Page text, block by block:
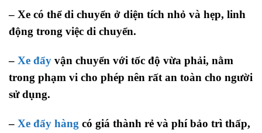
– Xe có thể di chuyển ở diện tích nhỏ và hẹp, linh
động trong việc di chuyển.
– Xe đẩy vận chuyển với tốc độ vừa phải, nằm
trong phạm vi cho phép nên rất an toàn cho người
sử dụng.
– Xe đẩy hàng có giá thành rẻ và phí bảo trì thấp,